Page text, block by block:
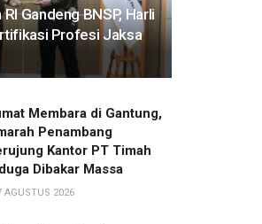
Gandeng BNSP, Harli
Profesi Jaksa
Membara di Gantung,
Penambang
Kantor PT Timah
Dibakar Massa
AGUSTUS 2026